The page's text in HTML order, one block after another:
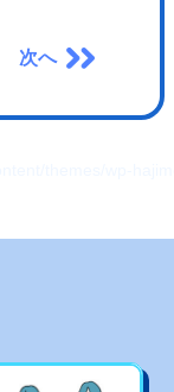
次へ